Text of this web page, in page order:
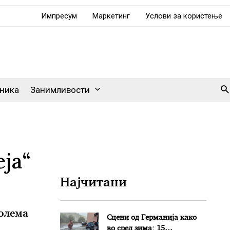
Импресум Маркетинг Услови за користење
Занимливости
Најчитани
Сцени од Германија како
во сред зима: 15